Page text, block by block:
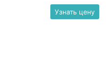
Узнать цену